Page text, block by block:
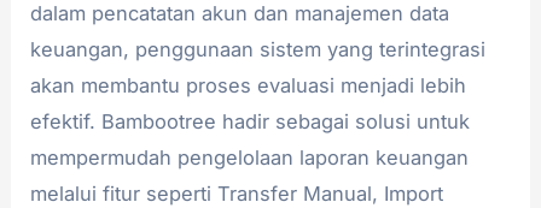
dalam pencatatan akun dan manajemen data
keuangan, penggunaan sistem yang terintegrasi
akan membantu proses evaluasi menjadi lebih
efektif. Bambootree hadir sebagai solusi untuk
mempermudah pengelolaan laporan keuangan
melalui fitur seperti Transfer Manual, Import